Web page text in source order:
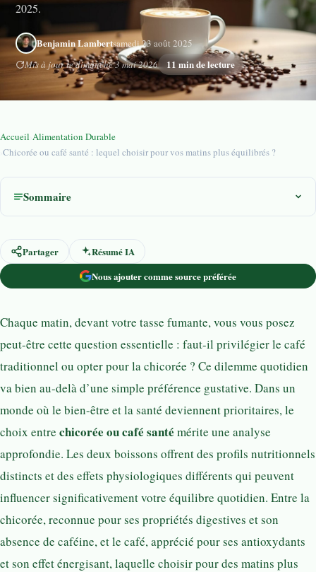
2025.
Benjamin Lambertsamedi 23 août 2025
Mis à jour le dimanche 3 mai 2026
11 min de lecture
Accueil Alimentation Durable
Chicorée ou café santé : lequel choisir pour vos matins plus équilibrés ?
Sommaire
Partager
Résumé IA
Nous ajouter comme source préférée
Chaque matin, devant votre tasse fumante, vous vous posez
peut-être cette question essentielle : faut-il privilégier le café
traditionnel ou opter pour la chicorée ? Ce dilemme quotidien
va bien au-delà d’une simple préférence gustative. Dans un
monde où le bien-être et la santé deviennent prioritaires, le
choix entre chicorée ou café santé mérite une analyse
approfondie. Les deux boissons offrent des profils nutritionnels
distincts et des effets physiologiques différents qui peuvent
influencer significativement votre équilibre quotidien. Entre la
chicorée, reconnue pour ses propriétés digestives et son
absence de caféine, et le café, apprécié pour ses antioxydants
et son effet énergisant, laquelle choisir pour des matins plus